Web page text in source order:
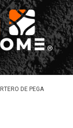
DE PEGA